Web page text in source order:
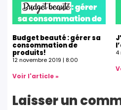
Budget beauté : gérer sa
consommation de
produits!
12 novembre 2019 8:00
Voir l'article »
4
Laisser un